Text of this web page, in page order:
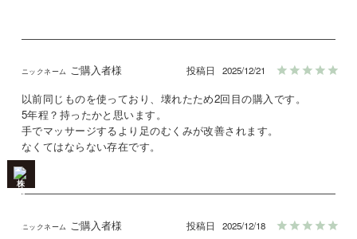
ご購入者様 投稿日 2025/12/21
以前同じものを使っており、壊れたため2回目の購入です。
5年程？持ったかと思います。
手でマッサージするより足のむくみが改善されます。
なくてはならない存在です。
ご購入者様 投稿日 2025/12/18